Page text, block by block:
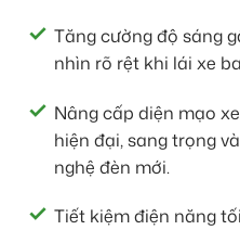
Tăng cường độ sáng
nhìn rõ rệt khi lái xe
Nâng cấp diện mạo
hiện đại, sang trọng
nghệ đèn mới.
Tiết kiệm điện năng